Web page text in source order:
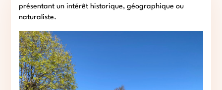
présentant un intérêt historique, géographique ou
naturaliste.